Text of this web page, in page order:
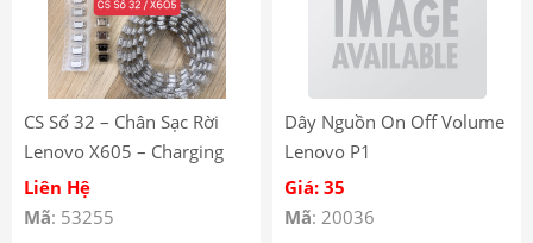
CS Số 32 – Chân Sạc Rời
Lenovo X605 – Charging
Port Socket
Liên Hệ
Mã: 53255
Dây Nguồn On Off Volume
Lenovo P1
Giá: 35
Mã: 20036